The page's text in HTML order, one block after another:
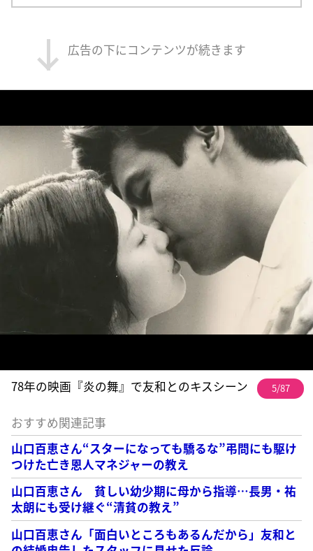
広告の下にコンテンツが続きます
78年の映画『炎の舞』で友和とのキスシーン 5/87
おすすめ関連記事
山口百恵さん“スターになっても驕るな”弔問にも駆け
つけた亡き恩人マネジャーの教え
山口百恵さん 貧しい幼少期に母から指導…長男・祐
太朗にも受け継ぐ“清貧の教え”
山口百恵さん「面白いところもあるんだから」友和と